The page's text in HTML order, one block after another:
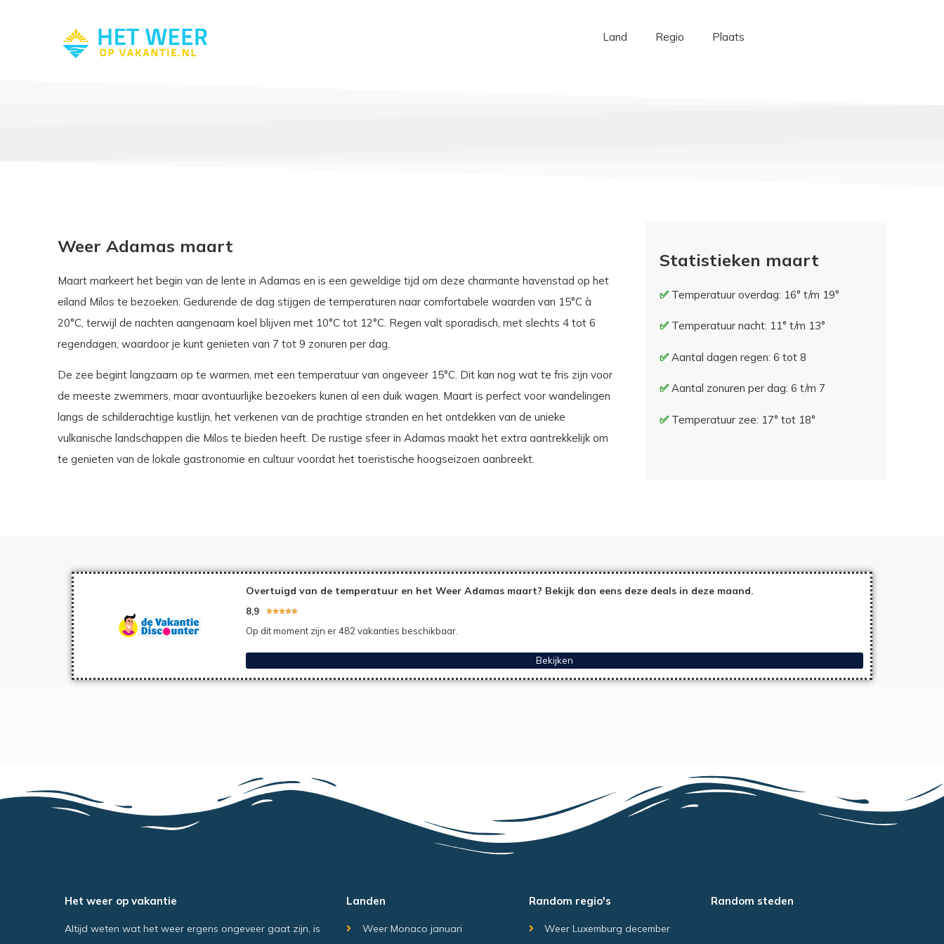
Land Regio Plaats
Weer Adamas maart
Maart markeert het begin van de lente in Adamas en is een geweldige tijd om deze charmante havenstad op het
eiland Milos te bezoeken. Gedurende de dag stijgen de temperaturen naar comfortabele waarden van 15°C à
20°C, terwijl de nachten aangenaam koel blijven met 10°C tot 12°C. Regen valt sporadisch, met slechts 4 tot 6
regendagen, waardoor je kunt genieten van 7 tot 9 zonuren per dag.
De zee begint langzaam op te warmen, met een temperatuur van ongeveer 15°C. Dit kan nog wat te fris zijn voor
de meeste zwemmers, maar avontuurlijke bezoekers kunen al een duik wagen. Maart is perfect voor wandelingen
langs de schilderachtige kustlijn, het verkenen van de prachtige stranden en het ontdekken van de unieke
vulkanische landschappen die Milos te bieden heeft. De rustige sfeer in Adamas maakt het extra aantrekkelijk om
te genieten van de lokale gastronomie en cultuur voordat het toeristische hoogseizoen aanbreekt.
Statistieken maart
Temperatuur overdag: 16° t/m 19°
Temperatuur nacht: 11° t/m 13°
Aantal dagen regen: 6 tot 8
Aantal zonuren per dag: 6 t/m 7
Temperatuur zee: 17° tot 18°
Overtuigd van de temperatuur en het Weer Adamas maart? Bekijk dan eens deze deals in deze maand.
8,9 
Op dit moment zijn er 482 vakanties beschikbaar.
Bekijken
Het weer op vakantie
Altijd weten wat het weer ergens ongeveer gaat zijn, is
Landen
Weer Monaco januari
Random regio's
Weer Luxemburg december
Random steden